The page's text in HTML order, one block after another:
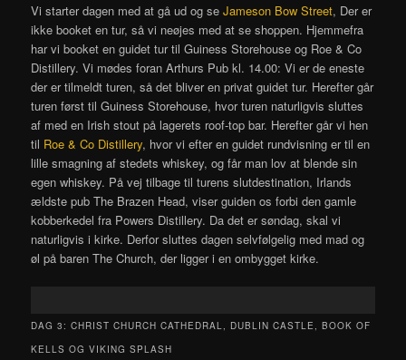
Vi starter dagen med at gå ud og seJameson Bow Street, Der er
ikke booket en tur, så vi neøjes med at se shoppen. Hjemmefra
har vi booket en guidet tur til Guiness Storehouse og Roe & Co
Distillery. Vi mødes foran Arthurs Pub kl. 14.00: Vi er de eneste
der er tilmeldt turen, så det bliver en privat guidet tur. Herefter går
turen først til Guiness Storehouse, hvor turen naturligvis sluttes
af med en Irish stout på lagerets roof-top bar. Herefter går vi hen
til Roe & Co Distillery, hvor vi efter en guidet rundvisning er til en
lille smagning af stedets whiskey, og får man lov at blende sin
egen whiskey. På vej tilbage til turens slutdestination, Irlands
ældste pub The Brazen Head, viser guiden os forbi den gamle
kobberkedel fra Powers Distillery. Da det er søndag, skal vi
naturligvis i kirke. Derfor sluttes dagen selvfølgelig med mad og
øl på baren The Church, der ligger i en ombygget kirke.
DAG 3: CHRIST CHURCH CATHEDRAL, DUBLIN CASTLE, BOOK OF
KELLS OG VIKING SPLASH